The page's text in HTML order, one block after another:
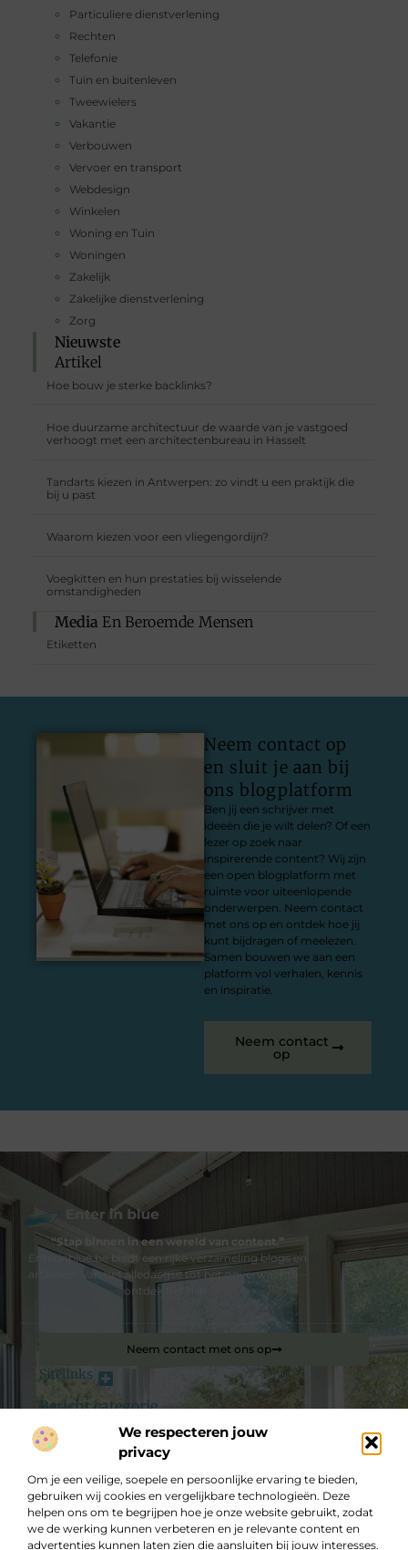
We respecteren jouw
privacy
Om je een veilige, soepele en persoonlijke ervaring te bieden,
gebruiken wij cookies en vergelijkbare technologieën. Deze
helpen ons om te begrijpen hoe je onze website gebruikt, zodat
we de werking kunnen verbeteren en je relevante content en
advertenties kunnen laten zien die aansluiten bij jouw interesses.
Particuliere dienstverlening
Rechten
Telefonie
Tuin en buitenleven
Tweewielers
Vakantie
Verbouwen
Vervoer en transport
Webdesign
Winkelen
Woning en Tuin
Woningen
Zakelijk
Zakelijke dienstverlening
Zorg
Nieuwste
Artikel
Hoe bouw je sterke backlinks?
Hoe duurzame architectuur de waarde van je vastgoed
verhoogt met een architectenbureau in Hasselt
Tandarts kiezen in Antwerpen: zo vindt u een praktijk die
bij u past
Waarom kiezen voor een vliegengordijn?
Voegkitten en hun prestaties bij wisselende
omstandigheden
Media En Beroemde Mensen
Etiketten
Neem contact op
en sluit je aan bij
ons blogplatform
Ben jij een schrijver met
ideeën die je wilt delen? Of een
lezer op zoek naar
inspirerende content? Wij zijn
een open blogplatform met
ruimte voor uiteenlopende
onderwerpen. Neem contact
met ons op en ontdek hoe jij
kunt bijdragen of meelezen.
Samen bouwen we aan een
platform vol verhalen, kennis
en inspiratie.
Neem contact
op
“Stap binnen in een wereld van content.”
Enterinblue.be biedt een rijke verzameling blogs en
artikelen. Van het alledaagse tot het onverwachte –
ontdek het hier.
Sitelinks
Gemakkelijk een strafrechtadvocaat inhuren
Webdesign bureau gezocht
Waarom een kluis kopen een slimme financiële zet is
Bericht categorie
Neem contact met ons op